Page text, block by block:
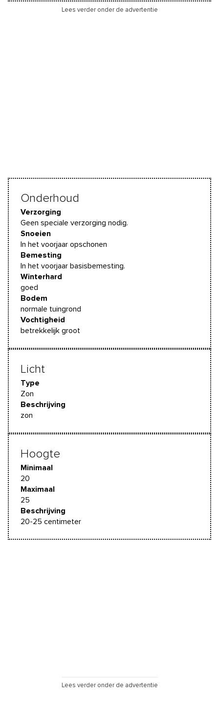
Lees verder onder de advertentie
Onderhoud
Verzorging
Geen speciale verzorging nodig.
Snoeien
In het voorjaar opschonen
Bemesting
In het voorjaar basisbemesting.
Winterhard
goed
Bodem
normale tuingrond
Vochtigheid
betrekkelijk groot
Licht
Type
Zon
Beschrijving
zon
Hoogte
Minimaal
20
Maximaal
25
Beschrijving
20-25 centimeter
Lees verder onder de advertentie